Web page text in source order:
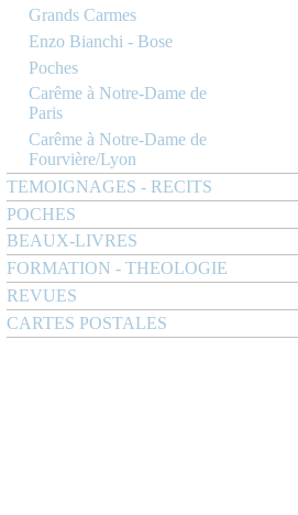
Grands Carmes
Enzo Bianchi - Bose
Poches
Carême à Notre-Dame de
Paris
Carême à Notre-Dame de
Fourvière/Lyon
TEMOIGNAGES - RECITS
POCHES
BEAUX-LIVRES
FORMATION - THEOLOGIE
REVUES
CARTES POSTALES